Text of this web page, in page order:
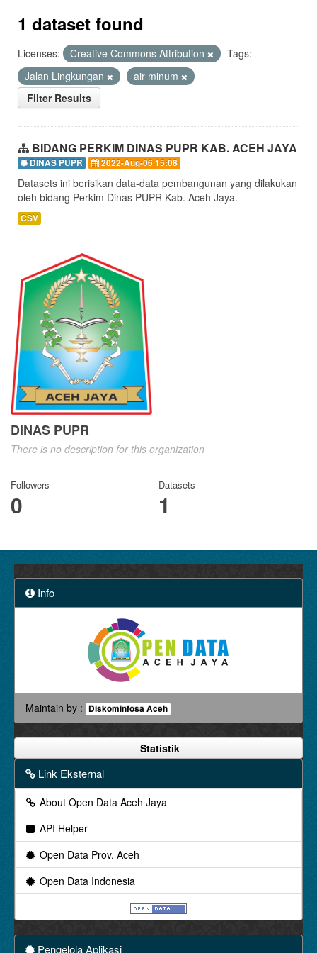
1 dataset found
Licenses: Creative Commons Attribution
Tags:
Jalan Lingkungan
air minum
Filter Results
BIDANG PERKIM DINAS PUPR KAB. ACEH JAYA
DINAS PUPR 2022-Aug-06 15:08
Datasets ini berisikan data-data pembangunan yang dilakukan
oleh bidang Perkim Dinas PUPR Kab. Aceh Jaya.
CSV
DINAS PUPR
There is no description for this organization
Followers
0
Datasets
1
Info
Maintain by : Diskominfosa Aceh
Statistik
Link Eksternal
About Open Data Aceh Jaya
API Helper
Open Data Prov. Aceh
Open Data Indonesia
Pengelola Aplikasi